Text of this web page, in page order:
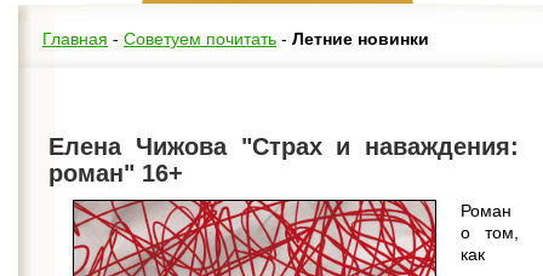
Главная - Советуем почитать - Летние новинки
Елена Чижова "Страх и наваждения:
роман" 16+
Роман
о том,
как